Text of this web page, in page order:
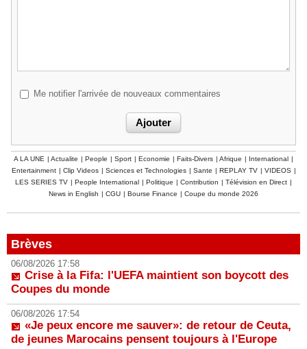
Me notifier l'arrivée de nouveaux commentaires
A LA UNE | Actualite | People | Sport | Economie | Faits-Divers | Afrique | International |
Entertainment | Clip Videos | Sciences et Technologies | Sante | REPLAY TV | VIDEOS |
LES SERIES TV | People International | Politique | Contribution | Télévision en Direct |
News in English | CGU | Bourse Finance | Coupe du monde 2026
Brèves
06/08/2026 17:58
Crise à la Fifa: l'UEFA maintient son boycott des
Coupes du monde
06/08/2026 17:54
«Je peux encore me sauver»: de retour de Ceuta,
de jeunes Marocains pensent toujours à l'Europe